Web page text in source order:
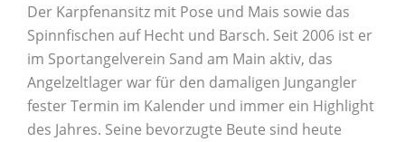
Der Karpfenansitz mit Pose und Mais sowie das
Spinnfischen auf Hecht und Barsch. Seit 2006 ist er
im Sportangelverein Sand am Main aktiv, das
Angelzeltlager war für den damaligen Jungangler
fester Termin im Kalender und immer ein Highlight
des Jahres. Seine bevorzugte Beute sind heute